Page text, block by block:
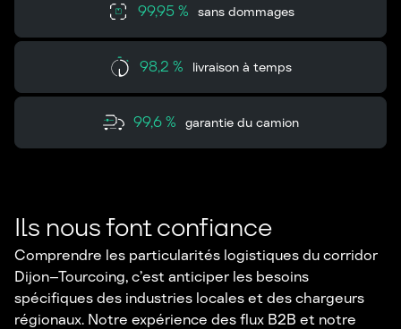
99,95 % sans dommages
98,2 % livraison à temps
99,6 % garantie du camion
Ils nous font confiance
Comprendre les particularités logistiques du corridor
Dijon–Tourcoing, c’est anticiper les besoins
spécifiques des industries locales et des chargeurs
régionaux. Notre expérience des flux B2B et notre